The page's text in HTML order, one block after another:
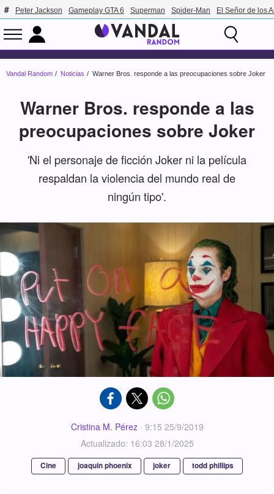
Peter Jackson Gameplay GTA 6 Superman Spider-Man El Señor de los
Vandal Random Noticias Warner Bros. responde a las preocupaciones sobre Joker
Warner Bros. responde a las
preocupaciones sobre Joker
'Ni el personaje de ficción Joker ni la película
respaldan la violencia del mundo real de
ningún tipo'.
Cristina M. Pérez· 9:15 25/9/2019
Actualizado: 16:03 28/1/2025
Cine joaquin phoenix joker todd phillips